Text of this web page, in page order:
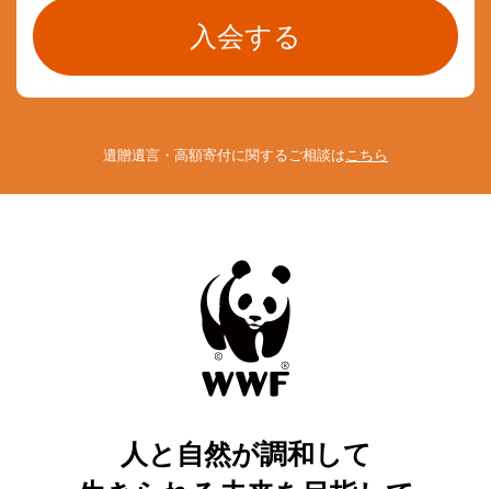
遺贈遺言・高額寄付に関するご相談は こちら
人と自然が調和して